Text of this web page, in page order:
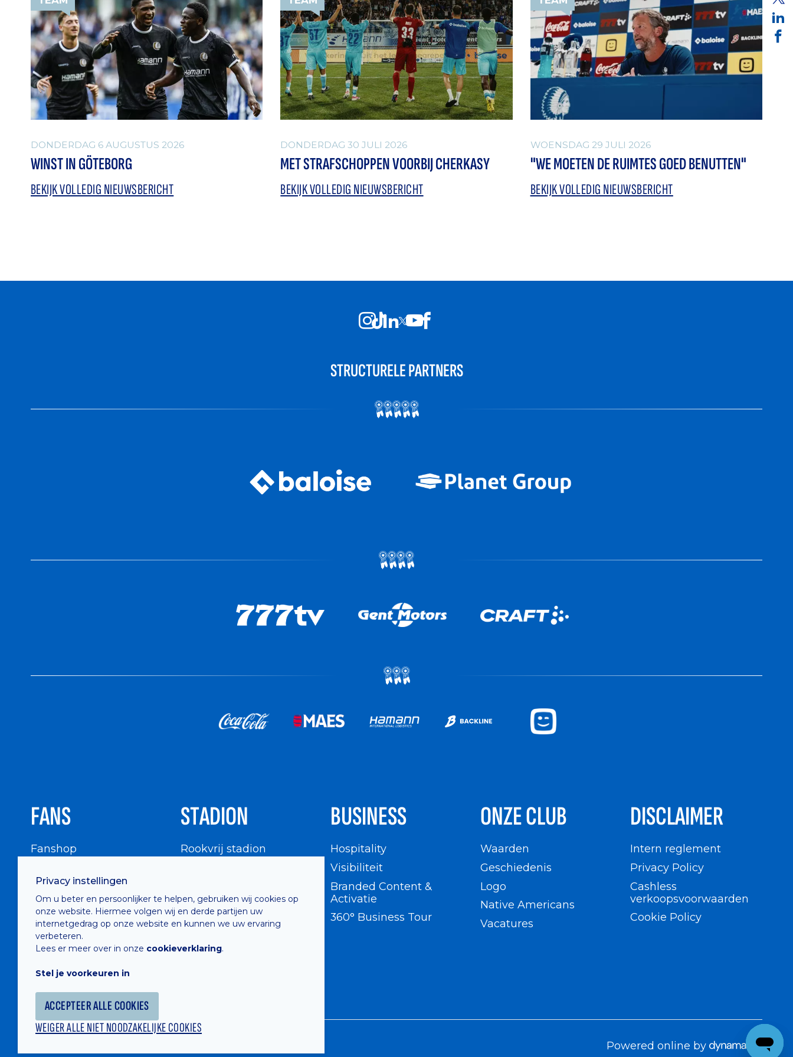
DONDERDAG 6 AUGUSTUS 2026
WINST IN GÖTEBORG
BEKIJK VOLLEDIG NIEUWSBERICHT
DONDERDAG 30 JULI 2026
MET STRAFSCHOPPEN VOORBIJ CHERKASY
BEKIJK VOLLEDIG NIEUWSBERICHT
WOENSDAG 29 JULI 2026
"WE MOETEN DE RUIMTES GOED BENUTTEN"
BEKIJK VOLLEDIG NIEUWSBERICHT
Privacy instellingen
Om u beter en persoonlijker te helpen, gebruiken wij cookies op
onze website. Hiermee volgen wij en derde partijen uw
internetgedrag op onze website en kunnen we uw ervaring
verbeteren.
Lees er meer over in onze cookieverklaring.
Stel je voorkeuren in
ACCEPTEER ALLE COOKIES
WEIGER ALLE NIET NOODZAKELIJKE COOKIES
STRUCTURELE PARTNERS
FANS
Fanshop
Supportersraad
Buffalo Kids Club
Supportersfederatie
Supportersclubs
Fotoalbums
STADION
Rookvrij stadion
BUSINESS
Hospitality
Visibiliteit
Branded Content &
Activatie
360° Business Tour
ONZE CLUB
Waarden
Geschiedenis
Logo
Native Americans
Vacatures
DISCLAIMER
Intern reglement
Privacy Policy
Cashless
verkoopsvoorwaarden
Cookie Policy
Powered online by